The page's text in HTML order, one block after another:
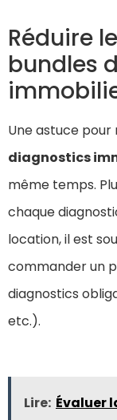
Réduire
bundles
Une astuce
diagnostics
même temps.
chaque
location, il est
commander un
diagnostics
etc.).
Lire: Évaluer